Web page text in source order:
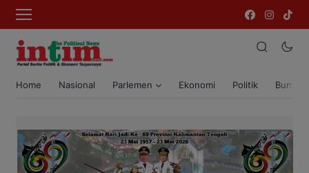
Home Nasional Parlemen Ekonomi Politik Bumi